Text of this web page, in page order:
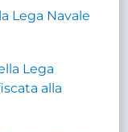
Lega Navale
Lega
alla